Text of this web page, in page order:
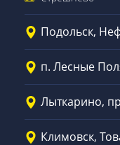
Подольск,
п. Лесные
Лыткарино,
Климовск,